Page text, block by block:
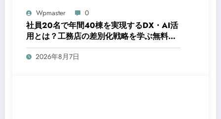
Wpmaster 0
社員20名で年間40棟を実現するDX・AI活
用とは？工務店の差別化戦略を学ぶ無料オ
ンラインセミナーが8月20日に開催
2026年8月7日